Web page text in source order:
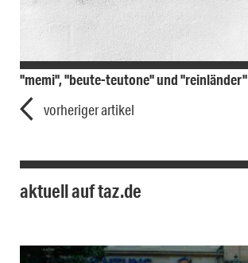
"memi", "beute-teutone" und "reinländer"
vorheriger artikel
aktuell auf taz.de